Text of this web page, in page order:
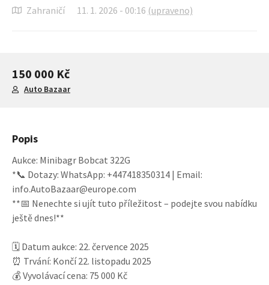
Zahraničí 11. 1. 2026 - 00:16 (upraveno)
150 000 Kč
Auto Bazaar
Popis
Aukce: Minibagr Bobcat 322G
*📞 Dotazy: WhatsApp: +447418350314 | Email:
info.AutoBazaar@europe.com
**📅 Nenechte si ujít tuto příležitost – podejte svou nabídku
ještě dnes!**
🗓️ Datum aukce: 22. července 2025
⏰ Trvání: Končí 22. listopadu 2025
💰 Vyvolávací cena: 75 000 Kč